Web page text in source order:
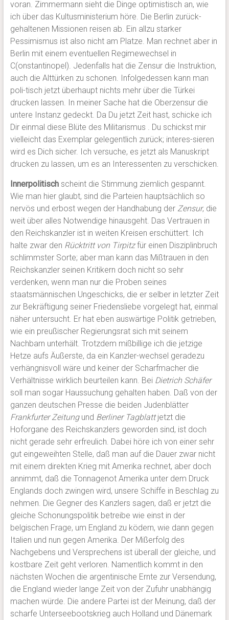
voran. Zimmermann sieht die Dinge optimistisch an, wie
ich über das Kultusministerium höre. Die Berlin zurück-
gehaltenen Missionen reisen ab. Ein allzu starker
Pessimismus ist also nicht am Platze. Man rechnet aber in
Berlin mit einem eventuellen Regimewechsel in
C(onstantinopel). Jedenfalls hat die Zensur die Instruktion,
auch die Alttürken zu schonen. Infolgedessen kann man
poli-tisch jetzt überhaupt nichts mehr über die Türkei
drucken lassen. In meiner Sache hat die Oberzensur die
untere Instanz gedeckt. Da Du jetzt Zeit hast, schicke ich
Dir einmal diese Blüte des Militarismus . Du schickst mir
vielleicht das Exemplar gelegentlich zurück; interes-sieren
wird es Dich sicher. Ich versuche, es jetzt als Manuskript
drucken zu lassen, um es an Interessenten zu verschicken.
Innerpolitischscheint die Stimmung ziemlich gespannt.
Wie man hier glaubt, sind die Parteien hauptsächlich so
nervös und erbost wegen der Handhabung der Zensur, die
weit über alles Notwendige hinausgeht. Das Vertrauen in
den Reichskanzler ist in weiten Kreisen erschüttert. Ich
halte zwar den Rücktritt von Tirpitzfür einen Disziplinbruch
schlimmster Sorte; aber man kann das Mißtrauen in den
Reichskanzler seinen Kritikern doch nicht so sehr
verdenken, wenn man nur die Proben seines
staatsmännischen Ungeschicks, die er selber in letzter Zeit
zur Bekräftigung seiner Friedensliebe vorgelegt hat, einmal
näher untersucht. Er hat eben auswärtige Politik getrieben,
wie ein preußischer Regierungsrat sich mit seinem
Nachbarn unterhält. Trotzdem mißbillige ich die jetzige
Hetze aufs Äußerste, da ein Kanzler-wechsel geradezu
verhängnisvoll wäre und keiner der Scharfmacher die
Verhältnisse wirklich beurteilen kann. Bei Dietrich Schäfer
soll man sogar Haussuchung gehalten haben. Daß von der
ganzen deutschen Presse die beiden Judenblätter
Frankfurter Zeitungund Berliner Tagblattjetzt die
Hoforgane des Reichskanzlers geworden sind, ist doch
nicht gerade sehr erfreulich. Dabei höre ich von einer sehr
gut eingeweihten Stelle, daß man auf die Dauer zwar nicht
mit einem direkten Krieg mit Amerika rechnet, aber doch
annimmt, daß die Tonnagenot Amerika unter dem Druck
Englands doch zwingen wird, unsere Schiffe in Beschlag zu
nehmen. Die Gegner des Kanzlers sagen, daß er jetzt die
gleiche Schonungspolitik betreibe wie einst in der
belgischen Frage, um England zu ködern, wie dann gegen
Italien und nun gegen Amerika. Der Mißerfolg des
Nachgebens und Versprechens ist überall der gleiche, und
kostbare Zeit geht verloren. Namentlich kommt in den
nächsten Wochen die argentinische Ernte zur Versendung,
die England wieder lange Zeit von der Zufuhr unabhängig
machen würde. Die andere Partei ist der Meinung, daß der
scharfe Unterseebootskrieg auch Holland und Dänemark